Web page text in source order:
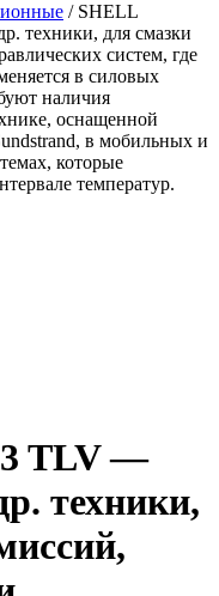
/ SHELL
техники, для смазки
систем, где
в силовых
наличия
оснащенной
в мобильных и
которые
температур.
TLV —
техники,